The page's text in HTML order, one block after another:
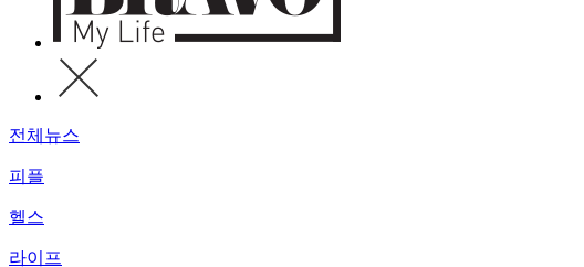
전체뉴스
피플
헬스
라이프